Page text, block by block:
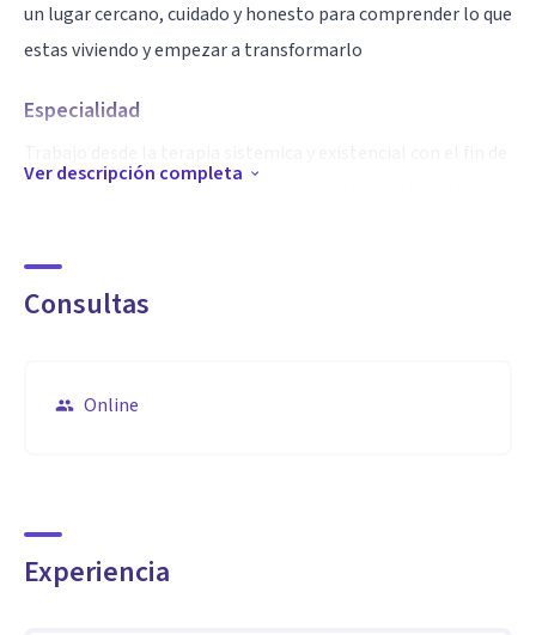
un lugar cercano, cuidado y honesto para comprender lo que
estas viviendo y empezar a transformarlo
Especialidad
revisar y reescribir las narrativas que sostienen tu vida y tus
Me recibí como lic en psicología en 2016 (Universidad de
Mendoza). Soy especialista en terapia de pareja (Escuela
formaciones en duelo y terapia analítico-existencial
posibilidad de transformar relaciones (la primera relación
es con nosotros mismos). Como persona y terapeuta,
Ver descripción completa
Consultas
Online
Experiencia